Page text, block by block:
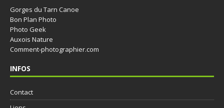
Gorges du Tarn Canoe
Bon Plan Photo
Photo Geek
Auxois Nature
Comment-photographier.com
INFOS
Contact